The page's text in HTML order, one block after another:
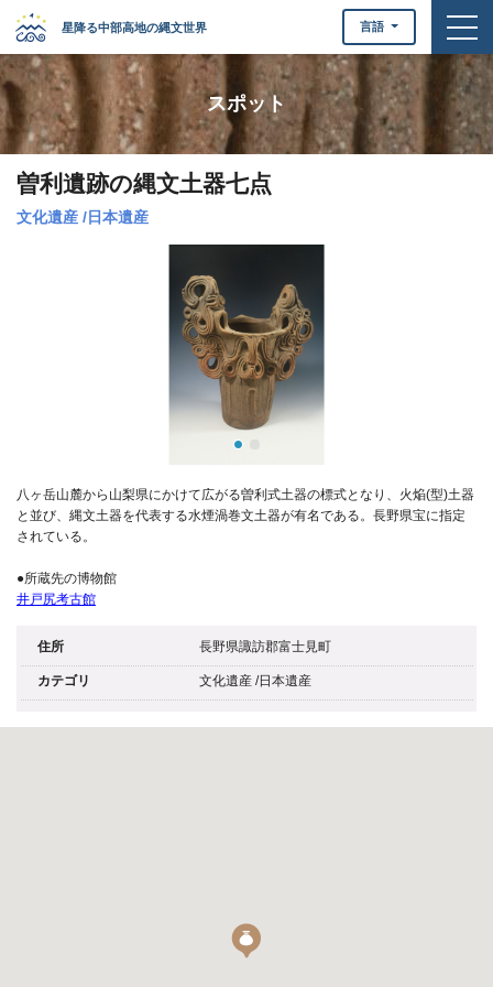
星降る中部高地の縄文世界 言語
スポット
曽利遺跡の縄文土器七点
文化遺産 /日本遺産
八ヶ岳山麓から山梨県にかけて広がる曽利式土器の標式となり、火焔(型)土器
と並び、縄文土器を代表する水煙渦巻文土器が有名である。長野県宝に指定
されている。
●所蔵先の博物館
井戸尻考古館
住所 長野県諏訪郡富士見町
カテゴリ 文化遺産 /日本遺産